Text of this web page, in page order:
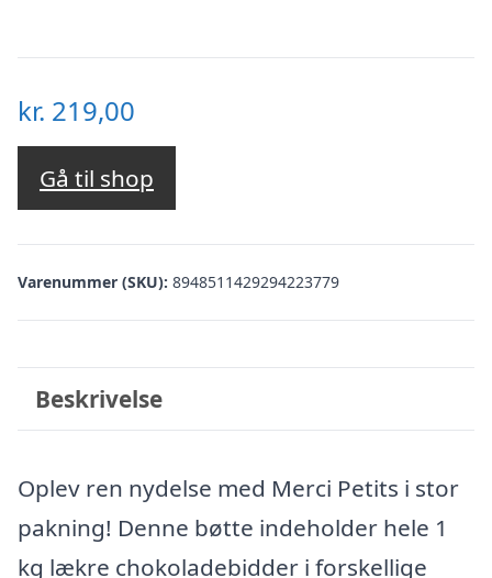
kr. 219,00
Gå til shop
Varenummer (SKU): 8948511429294223779
Beskrivelse
Oplev ren nydelse med Merci Petits i stor
pakning! Denne bøtte indeholder hele 1
kg lækre chokoladebidder i forskellige